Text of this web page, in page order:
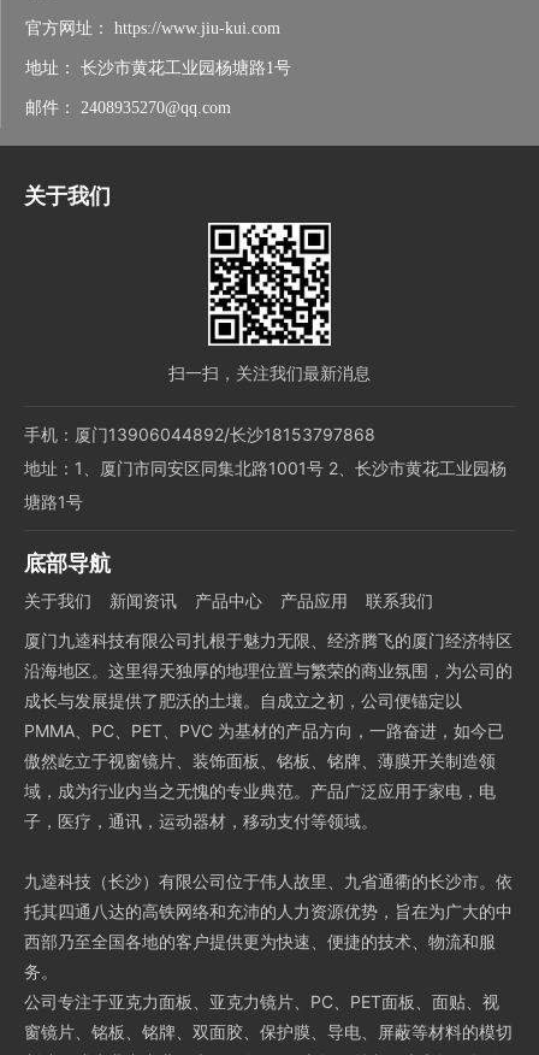
官方网址： https://www.jiu-kui.com
地址： 长沙市黄花工业园杨塘路1号
邮件： 2408935270@qq.com
关于我们
扫一扫，关注我们最新消息
手机：厦门13906044892/长沙18153797868
地址：1、厦门市同安区同集北路1001号 2、长沙市黄花工业园杨
塘路1号
底部导航
关于我们 新闻资讯 产品中心 产品应用
联系我们
厦门九逵科技有限公司扎根于魅力无限、经济腾飞的厦门经济特区
沿海地区。这里得天独厚的地理位置与繁荣的商业氛围，为公司的
成长与发展提供了肥沃的土壤。自成立之初，公司便锚定以
PMMA、PC、PET、PVC 为基材的产品方向，一路奋进，如今已
傲然屹立于视窗镜片、装饰面板、铭板、铭牌、薄膜开关制造领
域，成为行业内当之无愧的专业典范。产品广泛应用于家电，电
子，医疗，通讯，运动器材，移动支付等领域。
九逵科技（长沙）有限公司位于伟人故里、九省通衢的长沙市。依
托其四通八达的高铁网络和充沛的人力资源优势，旨在为广大的中
西部乃至全国各地的客户提供更为快速、便捷的技术、物流和服
务。
公司专注于亚克力面板、亚克力镜片、PC、PET面板、面贴、视
窗镜片、铭板、铭牌、双面胶、保护膜、导电、屏蔽等材料的模切